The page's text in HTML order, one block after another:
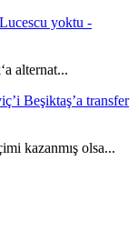
yoktu -
alternat...
Beşiktaş’a transfer
kazanmış olsa...